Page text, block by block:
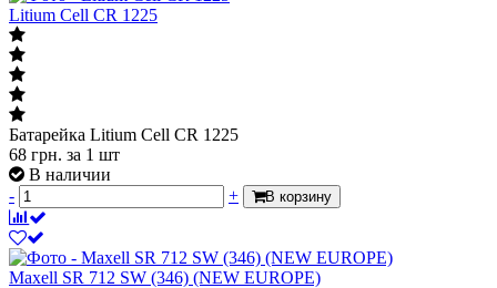
Litium Cell CR 1225
Батарейка Litium Cell CR 1225
68 грн. за 1 шт
В наличии
-
+ В корзину
Maxell SR 712 SW (346) (NEW EUROPE)